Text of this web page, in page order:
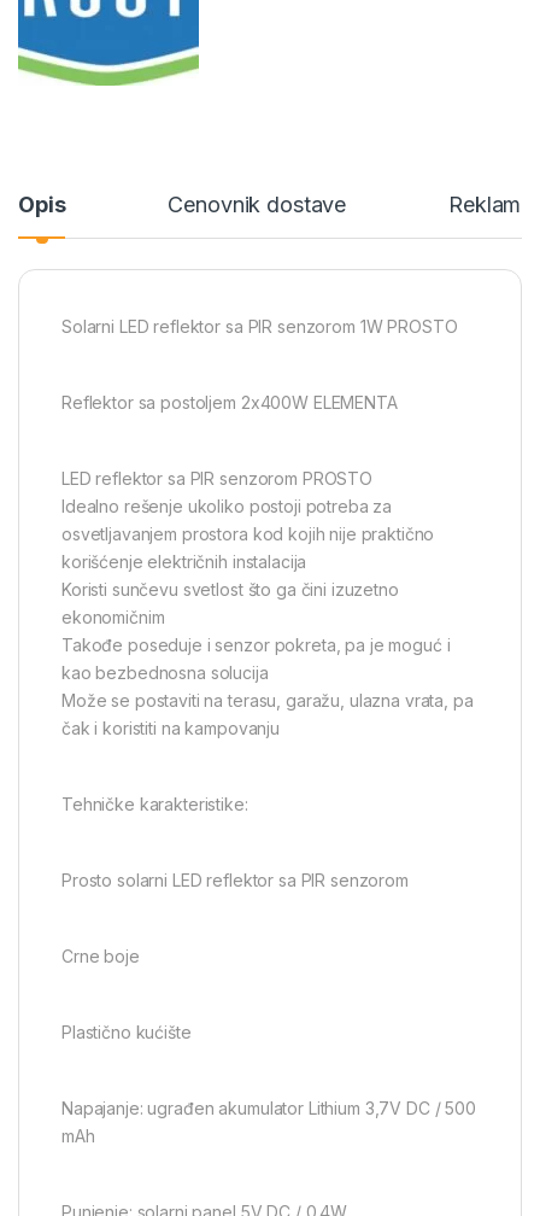
Opis Cenovnik dostave
Solarni LED reflektor sa PIR senzorom 1W PROSTO
Reflektor sa postoljem 2x400W ELEMENTA
LED reflektor sa PIR senzorom PROSTO
Idealno rešenje ukoliko postoji potreba za
osvetljavanjem prostora kod kojih nije praktično
korišćenje električnih instalacija
Koristi sunčevu svetlost što ga čini izuzetno
ekonomičnim
Takođe poseduje i senzor pokreta, pa je moguć i
kao bezbednosna solucija
Može se postaviti na terasu, garažu, ulazna vrata, pa
čak i koristiti na kampovanju
Tehničke karakteristike:
Prosto solarni LED reflektor sa PIR senzorom
Crne boje
Plastično kućište
Napajanje: ugrađen akumulator Lithium 3,7V DC / 500
mAh
Punjenje: solarni panel 5V DC / 0.4W